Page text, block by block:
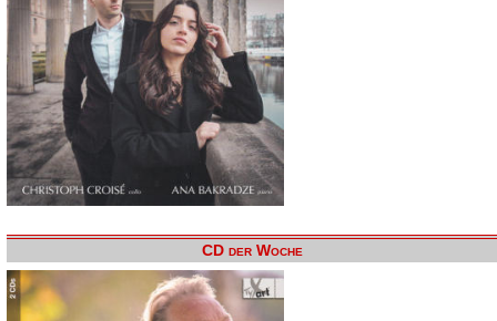
CD der Woche